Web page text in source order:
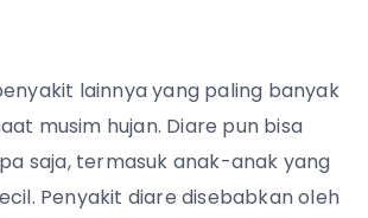
lainnya yang paling banyak
musim hujan. Diare pun bisa
saja, termasuk anak-anak yang
Penyakit diare disebabkan oleh